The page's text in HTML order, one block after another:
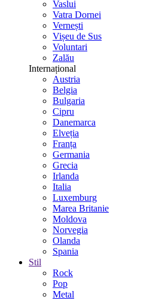
Vaslui
Vatra Dornei
Vernești
Vișeu de Sus
Voluntari
Zalău
Internațional
Austria
Belgia
Bulgaria
Cipru
Danemarca
Elveția
Franța
Germania
Grecia
Irlanda
Italia
Luxemburg
Marea Britanie
Moldova
Norvegia
Olanda
Spania
Stil
Rock
Pop
Metal